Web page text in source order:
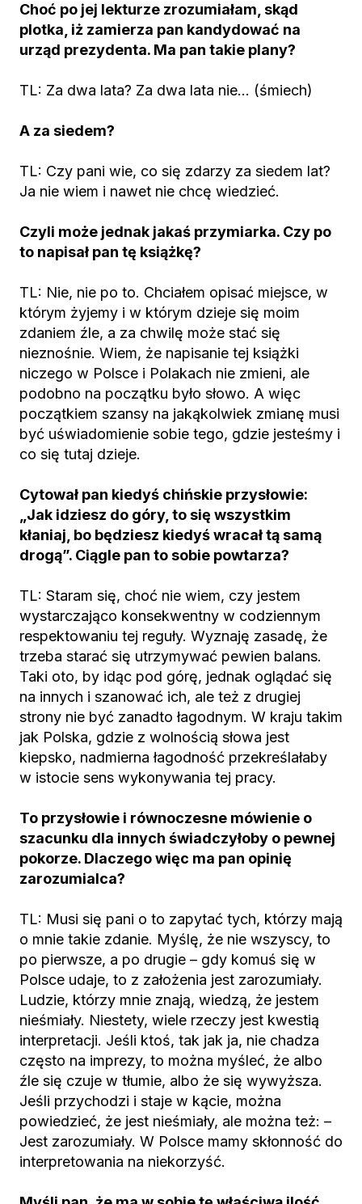
Choć po jej lekturze zrozumiałam, skąd
plotka, iż zamierza pan kandydować na
urząd prezydenta. Ma pan takie plany?
TL: Za dwa lata? Za dwa lata nie… (śmiech)
A za siedem?
TL: Czy pani wie, co się zdarzy za siedem lat?
Ja nie wiem i nawet nie chcę wiedzieć.
Czyli może jednak jakaś przymiarka. Czy po
to napisał pan tę książkę?
TL: Nie, nie po to. Chciałem opisać miejsce, w
którym żyjemy i w którym dzieje się moim
zdaniem źle, a za chwilę może stać się
nieznośnie. Wiem, że napisanie tej książki
niczego w Polsce i Polakach nie zmieni, ale
podobno na początku było słowo. A więc
początkiem szansy na jakąkolwiek zmianę musi
być uświadomienie sobie tego, gdzie jesteśmy i
co się tutaj dzieje.
Cytował pan kiedyś chińskie przysłowie:
„Jak idziesz do góry, to się wszystkim
kłaniaj, bo będziesz kiedyś wracał tą samą
drogą”. Ciągle pan to sobie powtarza?
TL: Staram się, choć nie wiem, czy jestem
wystarczająco konsekwentny w codziennym
respektowaniu tej reguły. Wyznaję zasadę, że
trzeba starać się utrzymywać pewien balans.
Taki oto, by idąc pod górę, jednak oglądać się
na innych i szanować ich, ale też z drugiej
strony nie być zanadto łagodnym. W kraju takim
jak Polska, gdzie z wolnością słowa jest
kiepsko, nadmierna łagodność przekreślałaby
w istocie sens wykonywania tej pracy.
To przysłowie i równoczesne mówienie o
szacunku dla innych świadczyłoby o pewnej
pokorze. Dlaczego więc ma pan opinię
zarozumialca?
TL: Musi się pani o to zapytać tych, którzy mają
o mnie takie zdanie. Myślę, że nie wszyscy, to
po pierwsze, a po drugie – gdy komuś się w
Polsce udaje, to z założenia jest zarozumiały.
Ludzie, którzy mnie znają, wiedzą, że jestem
nieśmiały. Niestety, wiele rzeczy jest kwestią
interpretacji. Jeśli ktoś, tak jak ja, nie chadza
często na imprezy, to można myśleć, że albo
źle się czuje w tłumie, albo że się wywyższa.
Jeśli przychodzi i staje w kącie, można
powiedzieć, że jest nieśmiały, ale można też: –
Jest zarozumiały. W Polsce mamy skłonność do
interpretowania na niekorzyść.